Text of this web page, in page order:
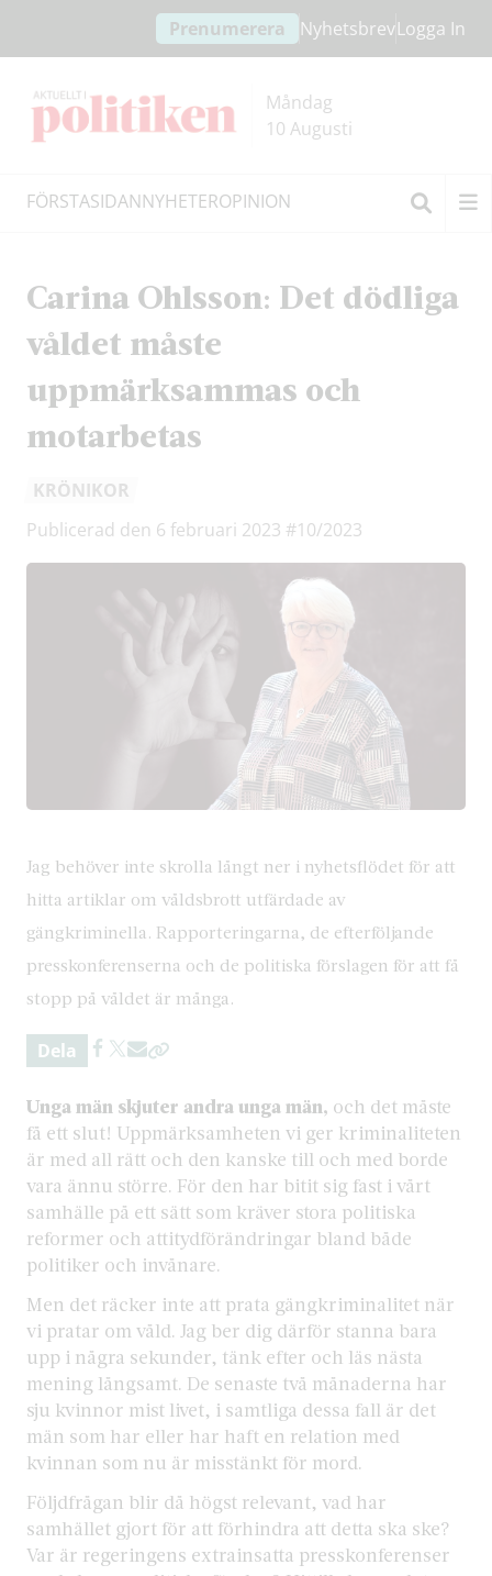
innehållet
headern
Prenumerera NyhetsbrevLogga In
Måndag
10 Augusti
FÖRSTASIDANNYHETEROPINION
Carina Ohlsson: Det dödliga
våldet måste
uppmärksammas och
motarbetas
KRÖNIKOR
Publicerad den 6 februari 2023 #10/2023
Jag behöver inte skrolla långt ner i nyhetsflödet för att
hitta artiklar om våldsbrott utfärdade av
gängkriminella. Rapporteringarna, de efterföljande
presskonferenserna och de politiska förslagen för att få
stopp på våldet är många.
Dela
Unga män skjuter andra unga män, och det måste
få ett slut! Uppmärksamheten vi ger kriminaliteten
är med all rätt och den kanske till och med borde
vara ännu större. För den har bitit sig fast i vårt
samhälle på ett sätt som kräver stora politiska
reformer och attitydförändringar bland både
politiker och invånare.
Men det räcker inte att prata gängkriminalitet när
vi pratar om våld. Jag ber dig därför stanna bara
upp i några sekunder, tänk efter och läs nästa
mening långsamt. De senaste två månaderna har
sju kvinnor mist livet, i samtliga dessa fall är det
män som har eller har haft en relation med
kvinnan som nu är misstänkt för mord.
Följdfrågan blir då högst relevant, vad har
samhället gjort för att förhindra att detta ska ske?
Var är regeringens extrainsatta presskonferenser